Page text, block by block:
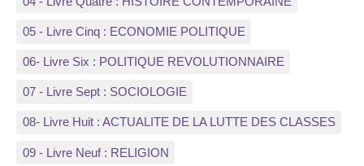
05 - Livre Cinq : ECONOMIE POLITIQUE
06- Livre Six : POLITIQUE REVOLUTIONNAIRE
07 - Livre Sept : SOCIOLOGIE
08- Livre Huit : ACTUALITE DE LA LUTTE DES CLASSES
09 - Livre Neuf : RELIGION